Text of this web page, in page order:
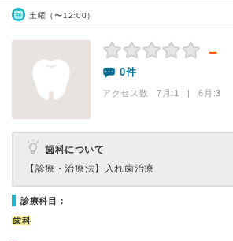
土曜（〜12:00）
－
0件
アクセス数 7月:1 | 6月:3
歯科について
【診療・治療法】
入れ歯治療
診療科目：
歯科